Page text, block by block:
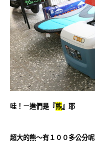
哇！ㄧ進們是『熊』耶
超大的熊～有１００多公分呢